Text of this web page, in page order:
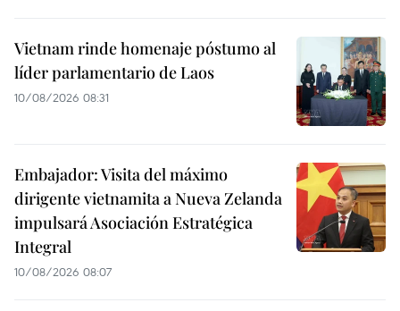
Vietnam rinde homenaje póstumo al
líder parlamentario de Laos
10/08/2026 08:31
Embajador: Visita del máximo
dirigente vietnamita a Nueva Zelanda
impulsará Asociación Estratégica
Integral
10/08/2026 08:07